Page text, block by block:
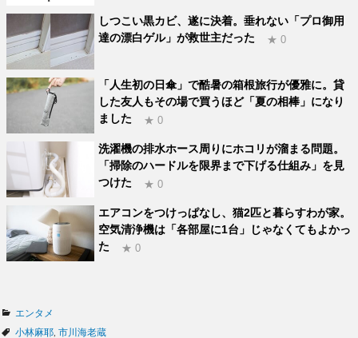
しつこい黒カビ、遂に決着。垂れない「プロ御用
達の漂白ゲル」が救世主だった
★ 0
「人生初の日傘」で酷暑の箱根旅行が優雅に。貸
した友人もその場で買うほど「夏の相棒」になり
ました
★ 0
洗濯機の排水ホース周りにホコリが溜まる問題。
「掃除のハードルを限界まで下げる仕組み」を見
つけた
★ 0
エアコンをつけっぱなし、猫2匹と暮らすわが家。
空気清浄機は「各部屋に1台」じゃなくてもよかっ
た
★ 0
カ
テ
エンタメ
タ
小林麻耶 市川海老蔵